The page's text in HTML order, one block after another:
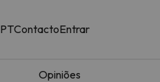
PTContactoEntrar
Opiniões